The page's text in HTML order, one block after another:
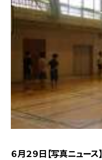
６月２９日【写真ニュース】